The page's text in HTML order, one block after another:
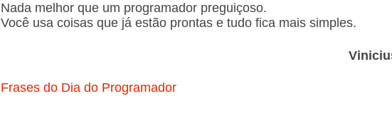
Nada melhor que um programador preguiçoso.
Você usa coisas que já estão prontas e tudo fica mais simples.
Frases do Dia do Programador